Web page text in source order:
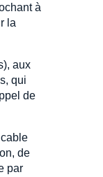
à
la
aux
qui
de
de
par